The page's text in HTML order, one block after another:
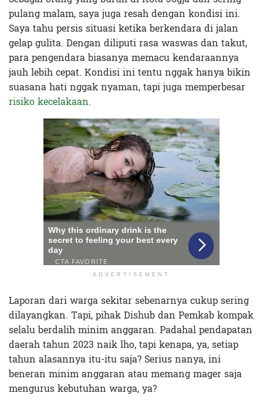
pulang malam, saya juga resah dengan kondisi ini.
Saya tahu persis situasi ketika berkendara di jalan
gelap gulita. Dengan diliputi rasa waswas dan takut,
para pengendara biasanya memacu kendaraannya
jauh lebih cepat. Kondisi ini tentu nggak hanya bikin
suasana hati nggak nyaman, tapi juga memperbesar
risiko kecelakaan.
ADVERTISEMENT
Laporan dari warga sekitar sebenarnya cukup sering
dilayangkan. Tapi, pihak Dishub dan Pemkab kompak
selalu berdalih minim anggaran. Padahal pendapatan
daerah tahun 2023 naik lho, tapi kenapa, ya, setiap
tahun alasannya itu-itu saja? Serius nanya, ini
beneran minim anggaran atau memang mager saja
mengurus kebutuhan warga, ya?